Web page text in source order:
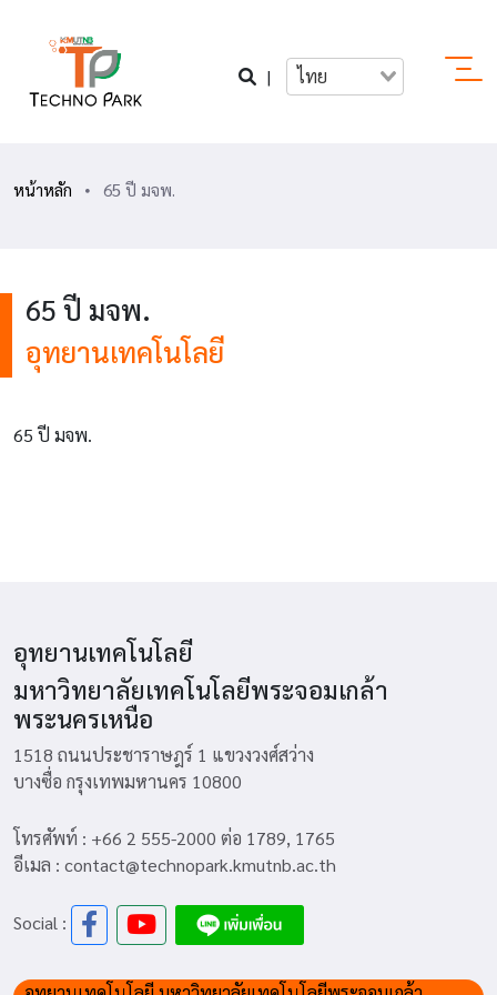
| ไทย
หน้าหลัก 65 ปี มจพ.
65 ปี มจพ.
อุทยานเทคโนโลยี
65 ปี มจพ.
อุทยานเทคโนโลยี
มหาวิทยาลัยเทคโนโลยีพระจอมเกล้า
พระนครเหนือ
1518 ถนนประชาราษฎร์ 1 แขวงวงศ์สว่าง
บางซื่อ กรุงเทพมหานคร 10800
โทรศัพท์ : +66 2 555-2000 ต่อ 1789, 1765
อีเมล : contact@technopark.kmutnb.ac.th
Social :